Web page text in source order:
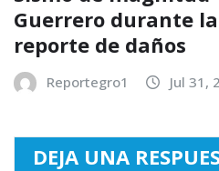
Guerrero durante
reporte de daños
Reportegro1 Jul 31,
DEJA UNA